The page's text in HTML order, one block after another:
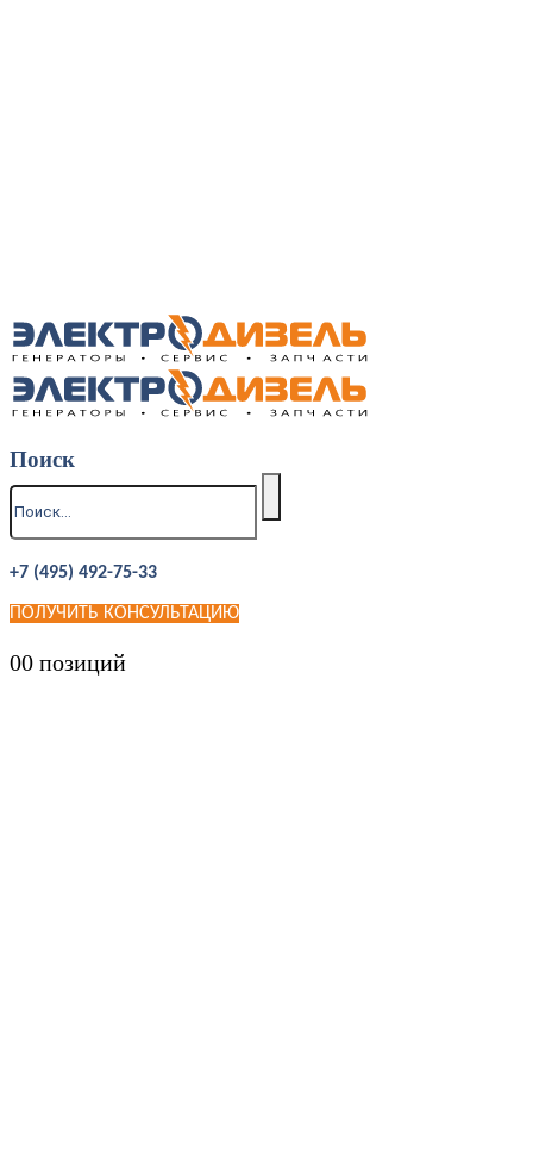
Поиск
+7 (495) 492-75-33
ПОЛУЧИТЬ КОНСУЛЬТАЦИЮ
00 позиций